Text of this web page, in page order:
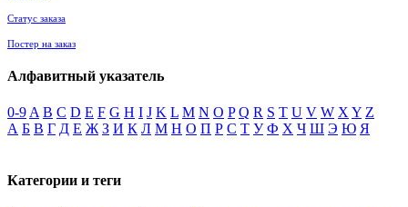
Статус заказа
Постер на заказ
Алфавитный указатель
0-9 A B C D E F G H I J K L M N O P Q R S T U V W X Y Z
А Б В Г Д Е Ж З И К Л М Н О П Р С Т У Ф Х Ч Ш Э Ю Я
Категории и теги